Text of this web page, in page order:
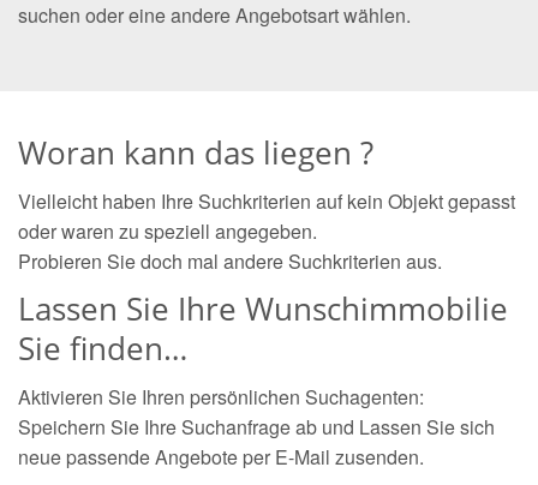
suchen oder eine andere Angebotsart wählen.
Woran kann das liegen ?
Vielleicht haben Ihre Suchkriterien auf kein Objekt gepasst
oder waren zu speziell angegeben.
Probieren Sie doch mal andere Suchkriterien aus.
Lassen Sie Ihre Wunschimmobilie
Sie finden…
Aktivieren Sie Ihren persönlichen Suchagenten:
Speichern Sie Ihre Suchanfrage ab und Lassen Sie sich
neue passende Angebote per E-Mail zusenden.